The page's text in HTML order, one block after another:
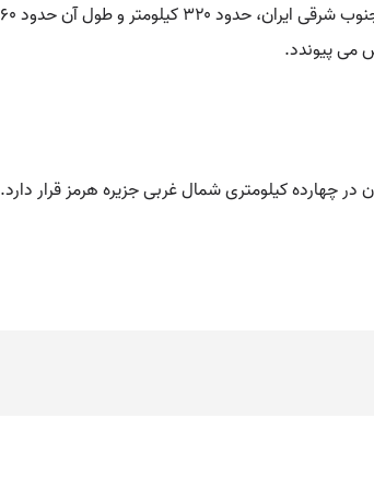
طول آن حدود ۵۶۰ کیلومتر است.
می پیوندد.
چهارده کیلومتری شمال غربی جزیره هرمز قرار دارد.